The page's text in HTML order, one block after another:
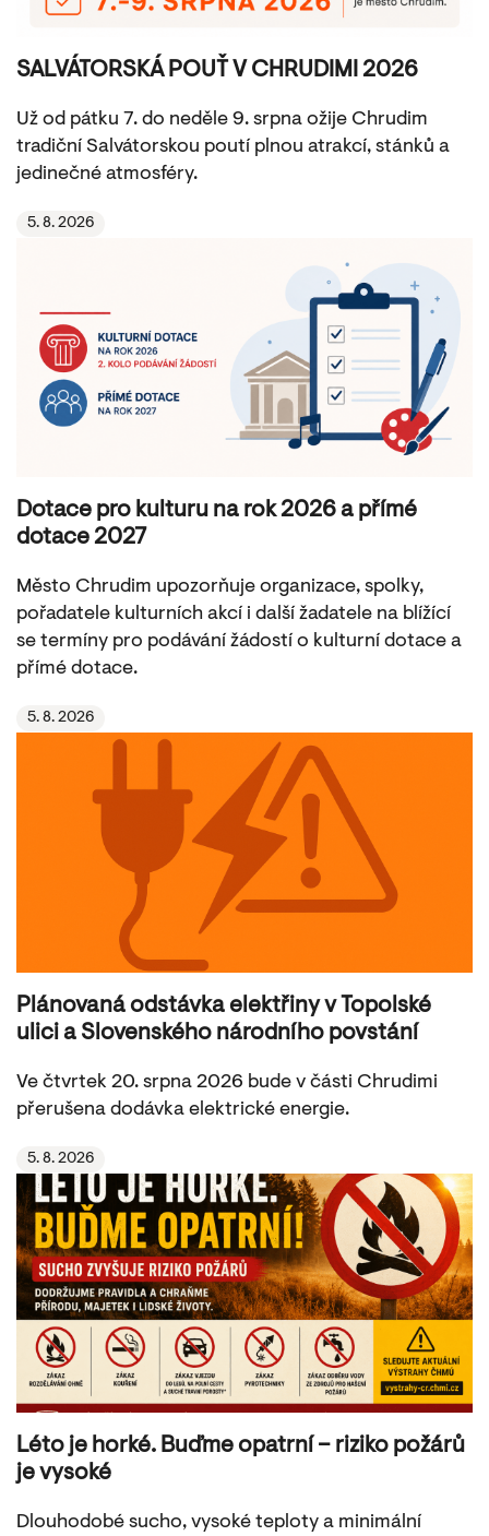
SALVÁTORSKÁ POUŤ V CHRUDIMI 2026
Už od pátku 7. do neděle 9. srpna ožije Chrudim
tradiční Salvátorskou poutí plnou atrakcí, stánků a
jedinečné atmosféry.
5. 8. 2026
Dotace pro kulturu na rok 2026 a přímé
dotace 2027
Město Chrudim upozorňuje organizace, spolky,
pořadatele kulturních akcí i další žadatele na blížící
se termíny pro podávání žádostí o kulturní dotace a
přímé dotace.
5. 8. 2026
Plánovaná odstávka elektřiny v Topolské
ulici a Slovenského národního povstání
Ve čtvrtek 20. srpna 2026 bude v části Chrudimi
přerušena dodávka elektrické energie.
5. 8. 2026
Léto je horké. Buďme opatrní – riziko požárů
je vysoké
Dlouhodobé sucho, vysoké teploty a minimální